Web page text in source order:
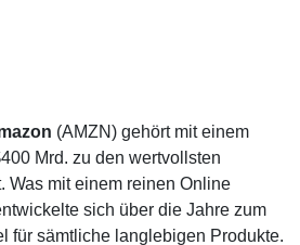
(AMZN) gehört mit einem
Mrd. zu den wertvollsten
Was mit einem reinen Online
sich über die Jahre zum
für sämtliche langlebigen Produkte.